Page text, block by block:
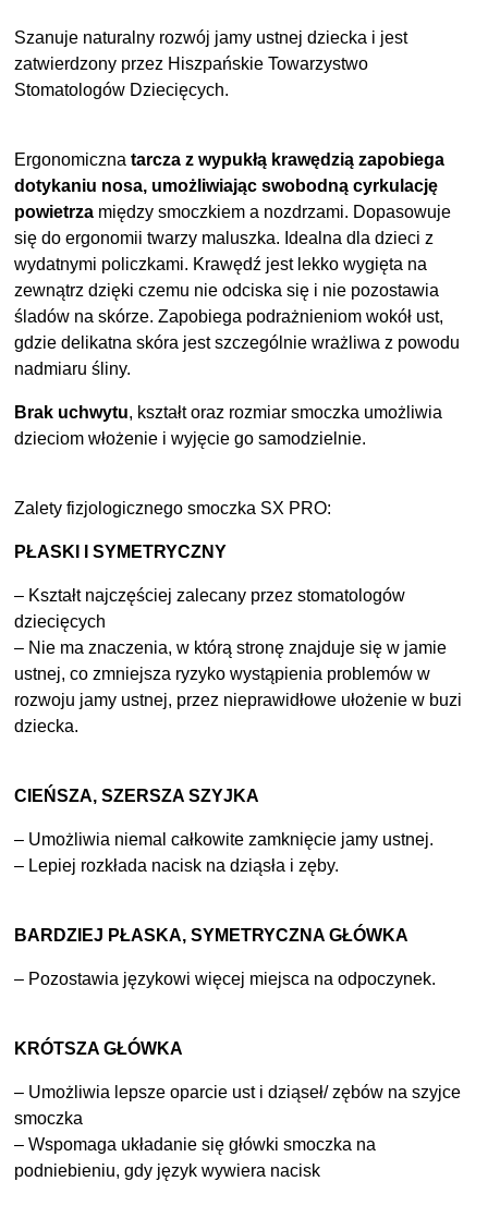
Szanuje naturalny rozwój jamy ustnej dziecka i jest
zatwierdzony przez Hiszpańskie Towarzystwo
Stomatologów Dziecięcych.
Ergonomiczna tarcza z wypukłą krawędzią zapobiega
dotykaniu nosa, umożliwiając swobodną cyrkulację
powietrza między smoczkiem a nozdrzami. Dopasowuje
się do ergonomii twarzy maluszka. Idealna dla dzieci z
wydatnymi policzkami. Krawędź jest lekko wygięta na
zewnątrz dzięki czemu nie odciska się i nie pozostawia
śladów na skórze. Zapobiega podrażnieniom wokół ust,
gdzie delikatna skóra jest szczególnie wrażliwa z powodu
nadmiaru śliny.
Brak uchwytu, kształt oraz rozmiar smoczka umożliwia
dzieciom włożenie i wyjęcie go samodzielnie.
Zalety fizjologicznego smoczka SX PRO:
PŁASKI I SYMETRYCZNY
– Kształt najczęściej zalecany przez stomatologów
dziecięcych
– Nie ma znaczenia, w którą stronę znajduje się w jamie
ustnej, co zmniejsza ryzyko wystąpienia problemów w
rozwoju jamy ustnej, przez nieprawidłowe ułożenie w buzi
dziecka.
CIEŃSZA, SZERSZA SZYJKA
– Umożliwia niemal całkowite zamknięcie jamy ustnej.
– Lepiej rozkłada nacisk na dziąsła i zęby.
BARDZIEJ PŁASKA, SYMETRYCZNA GŁÓWKA
– Pozostawia językowi więcej miejsca na odpoczynek.
KRÓTSZA GŁÓWKA
– Umożliwia lepsze oparcie ust i dziąseł/ zębów na szyjce
smoczka
– Wspomaga układanie się główki smoczka na
podniebieniu, gdy język wywiera nacisk